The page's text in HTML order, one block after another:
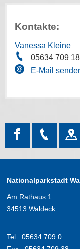
Kontakte:
Vanessa Kleine
05634 709 18
E-Mail
Nationalparkstadt
Am Rathaus 1
34513 Waldeck
Tel: 05634 709 0